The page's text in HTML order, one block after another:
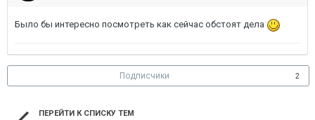
Было бы интересно посмотреть как сейчас обстоят дела
Подписчики 2
ПЕРЕЙТИ К СПИСКУ ТЕМ